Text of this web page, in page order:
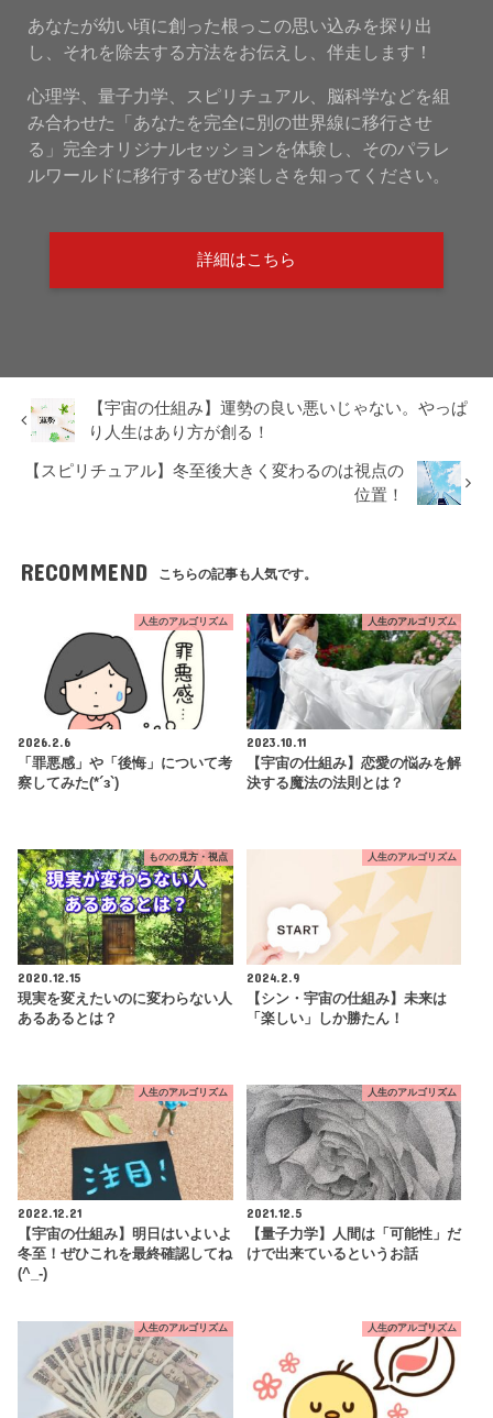
あなたが幼い頃に創った根っこの思い込みを探り出
し、それを除去する方法をお伝えし、伴走します！
心理学、量子力学、スピリチュアル、脳科学などを組
み合わせた「あなたを完全に別の世界線に移行させ
る」完全オリジナルセッションを体験し、そのパラレ
ルワールドに移行するぜひ楽しさを知ってください。
詳細はこちら
【宇宙の仕組み】運勢の良い悪いじゃない。やっぱ
り人生はあり方が創る！
【スピリチュアル】冬至後大きく変わるのは視点の
位置！
RECOMMEND こちらの記事も人気です。
人生のアルゴリズム
2026.2.6
「罪悪感」や「後悔」について考
察してみた(*´з`)
人生のアルゴリズム
2023.10.11
【宇宙の仕組み】恋愛の悩みを解
決する魔法の法則とは？
ものの見方・視点
2020.12.15
現実を変えたいのに変わらない人
あるあるとは？
人生のアルゴリズム
2024.2.9
【シン・宇宙の仕組み】未来は
「楽しい」しか勝たん！
人生のアルゴリズム
2022.12.21
【宇宙の仕組み】明日はいよいよ
冬至！ぜひこれを最終確認してね
(^_-)
人生のアルゴリズム
2021.12.5
【量子力学】人間は「可能性」だ
けで出来ているというお話
人生のアルゴリズム 人生のアルゴリズム